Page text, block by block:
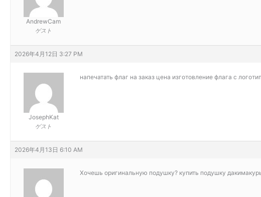
AndrewCam
ゲスト
2026年4月12日 3:27 PM
JosephKat
ゲスト
напечатать флаг на заказ цена изготовление флага с
2026年4月13日 6:10 AM
Хочешь оригинальную подушку? купить подушку